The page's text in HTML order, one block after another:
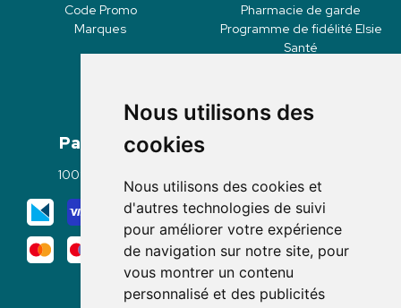
Nous utilisons des
cookies
Nous utilisons des cookies et
d'autres technologies de suivi
pour améliorer votre expérience
de navigation sur notre site, pour
vous montrer un contenu
personnalisé et des publicités
Code Promo
Marques
Pharmacie de garde
Programme de fidélité Elsie
Santé
Paiement
100% sécurisé
Mode de livraison